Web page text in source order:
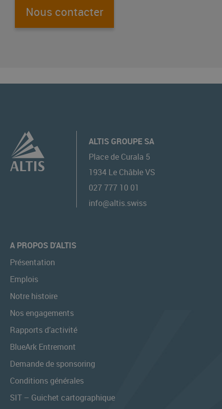
Nous contacter
ALTIS GROUPE SA
Place de Curala 5
1934 Le Châble VS
027 777 10 01
info@altis.swiss
A PROPOS D'ALTIS
Présentation
Emplois
Notre histoire
Nos engagements
Rapports d’activité
BlueArk Entremont
Demande de sponsoring
Conditions générales
SIT – Guichet cartographique